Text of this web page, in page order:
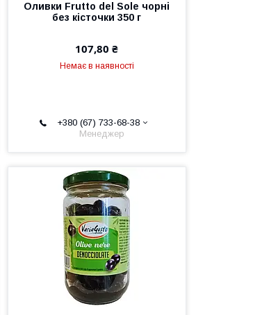
Оливки Frutto del Sole чорні
без кісточки 350 г
107,80 ₴
Немає в наявності
+380 (67) 733-68-38
Менеджер